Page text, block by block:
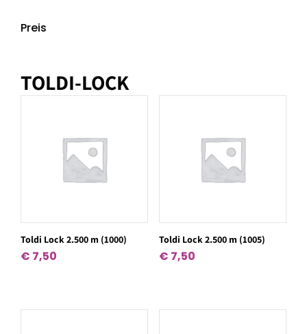
Preis
TOLDI-LOCK
Toldi Lock 2.500 m (1000)
€ 7,50
Toldi Lock 2.500 m (1005)
€ 7,50